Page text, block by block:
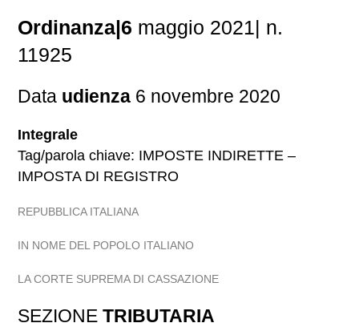
Ordinanza|6 maggio 2021| n.
11925
Data udienza 6 novembre 2020
Integrale
Tag/parola chiave: IMPOSTE INDIRETTE –
IMPOSTA DI REGISTRO
REPUBBLICA ITALIANA
IN NOME DEL POPOLO ITALIANO
LA CORTE SUPREMA DI CASSAZIONE
SEZIONETRIBUTARIA